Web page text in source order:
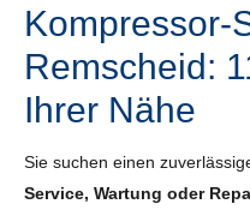
Kompressor-
Remscheid:
Ihrer Nähe
Sie suchen einen
Service, Wartung oder